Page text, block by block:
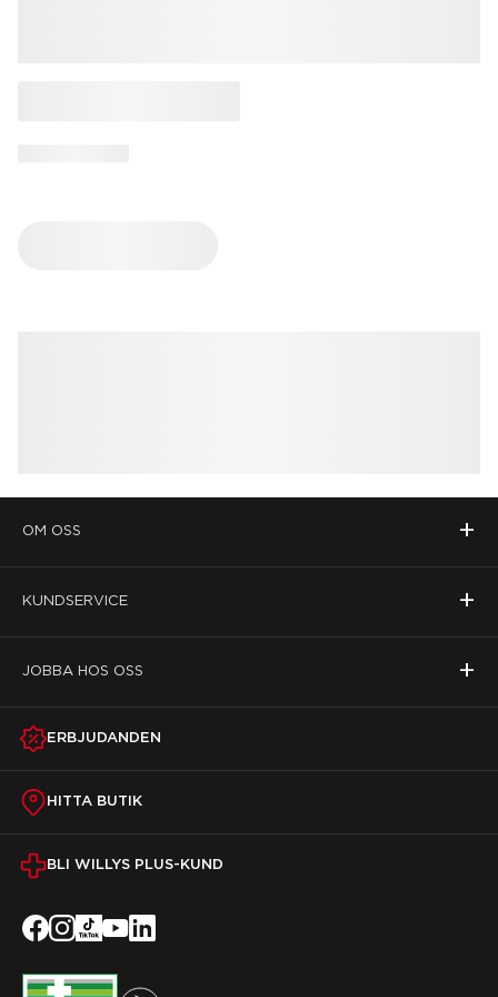
OM OSS +
KUNDSERVICE +
JOBBA HOS OSS +
ERBJUDANDEN
HITTA BUTIK
BLI WILLYS PLUS-KUND